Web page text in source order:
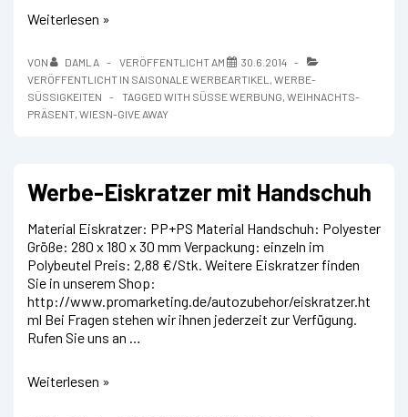
Gebrannte
Standbeutel
Weiterlesen »
VON DAMLA VERÖFFENTLICHT AM
30.6.2014
VERÖFFENTLICHT IN SAISONALE WERBEARTIKEL , WERBE-
SÜSSIGKEITEN
TAGGED WITH SÜSSE WERBUNG , WEIHNACHTS-
PRÄSENT, WIESN-GIVE AWAY
Werbe-Eiskratzer mit Handschuh
Material Eiskratzer: PP+PS Material Handschuh: Polyester
Größe: 280 x 180 x 30 mm Verpackung: einzeln im
Polybeutel Preis: 2,88 €/Stk. Weitere Eiskratzer finden
Sie in unserem Shop:
http://www.promarketing.de/autozubehor/eiskratzer.ht
ml Bei Fragen stehen wir ihnen jederzeit zur Verfügung.
Rufen Sie uns an …
Werbe-
Weiterlesen »